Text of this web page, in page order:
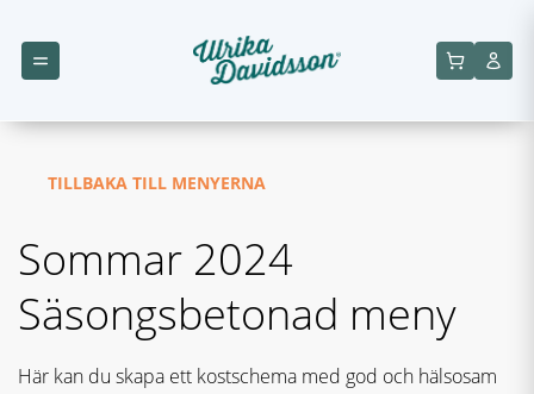
TILLBAKA TILL MENYERNA
Sommar 2024
Säsongsbetonad meny
Här kan du skapa ett kostschema med god och hälsosam